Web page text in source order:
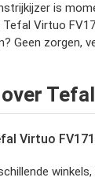
is
Tefal Virtuo
Geen
Virtuo